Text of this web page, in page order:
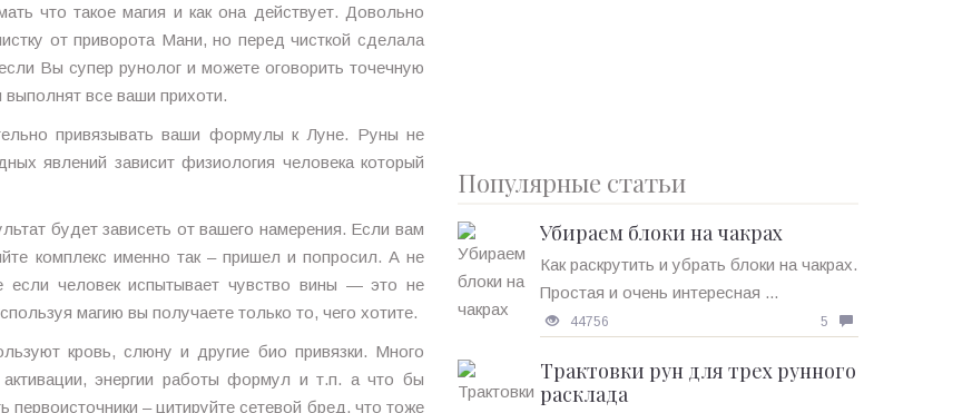
что такое магия и как она действует. Довольно
от приворота Мани, но перед чисткой сделала
Вы супер рунолог и можете оговорить точечную
выполнят все ваши прихоти.
привязывать ваши формулы к Луне. Руны не
явлений зависит физиология человека который
будет зависеть от вашего намерения. Если вам
комплекс именно так – пришел и попросил. А не
человек испытывает чувство вины — это не
магию вы получаете только то, чего хотите.
кровь, слюну и другие био привязки. Много
энергии работы формул и т.п. а что бы
первоисточники – цитируйте сетевой бред, что тоже
Популярные статьи
Убираем блоки на чакрах
Как раскрутить и убрать блоки на чакрах.
Простая и очень интересная ...
44756 5
Трактовки рун для трех рунного
расклада